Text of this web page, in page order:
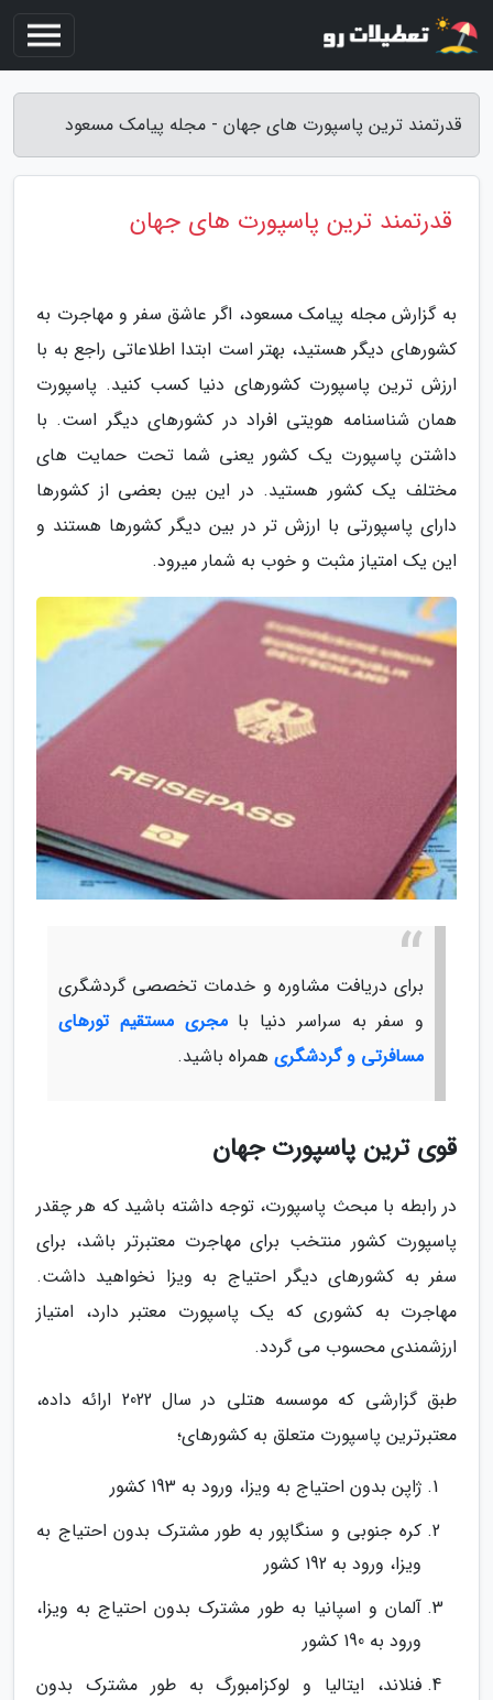
قدرتمند ترین پاسپورت های جهان - مجله پیامک مسعود
قدرتمند ترین پاسپورت های جهان
به گزارش مجله پیامک مسعود، اگر عاشق سفر و مهاجرت به
کشورهای دیگر هستید، بهتر است ابتدا اطلاعاتی راجع به با
ارزش ترین پاسپورت کشورهای دنیا کسب کنید. پاسپورت
همان شناسنامه هویتی افراد در کشورهای دیگر است. با
داشتن پاسپورت یک کشور یعنی شما تحت حمایت های
مختلف یک کشور هستید. در این بین بعضی از کشورها
دارای پاسپورتی با ارزش تر در بین دیگر کشورها هستند و
این یک امتیاز مثبت و خوب به شمار میرود.
برای دریافت مشاوره و خدمات تخصصی گردشگری
و سفر به سراسر دنیا بامجری مستقیم تورهای
مسافرتی و گردشگری همراه باشید.
قوی ترین پاسپورت جهان
در رابطه با مبحث پاسپورت، توجه داشته باشید که هر چقدر
پاسپورت کشور منتخب برای مهاجرت معتبرتر باشد، برای
سفر به کشورهای دیگر احتیاج به ویزا نخواهید داشت.
مهاجرت به کشوری که یک پاسپورت معتبر دارد، امتیاز
ارزشمندی محسوب می گردد.
طبق گزارشی که موسسه هتلی در سال 2022 ارائه داده،
معتبرترین پاسپورت متعلق به کشورهای؛
ژاپن بدون احتیاج به ویزا، ورود به 193 کشور
کره جنوبی و سنگاپور به طور مشترک بدون احتیاج به
ویزا، ورود به 192 کشور
آلمان و اسپانیا به طور مشترک بدون احتیاج به ویزا،
ورود به 190 کشور
فنلاند، ایتالیا و لوکزامبورگ به طور مشترک بدون